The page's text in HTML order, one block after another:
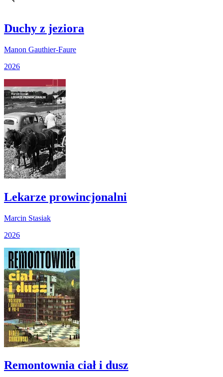
Duchy z jeziora
Manon Gauthier-Faure
2026
Lekarze prowincjonalni
Marcin Stasiak
2026
Remontownia ciał i dusz